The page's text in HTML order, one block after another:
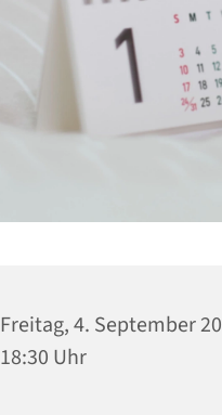
Freitag, 4. September
18:30 Uhr